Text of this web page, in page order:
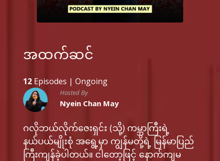
အထက်ဆင်
12 Episodes |Ongoing
Hosted By
Nyein Chan May
ဂလိုဘယ်လိုက်ဇေးရှင်း (သို့) ကမ္ဘာကြီးရဲ့
နယ်ပယ်မျိုးစုံ အရွေ့မှာ ကျွန်မတို့ရဲ့ မြန်မာပြည်
ကြီးကျန်ခဲ့ပါတယ်။ ငါတော့ဖြင့် နောက်ကျမ